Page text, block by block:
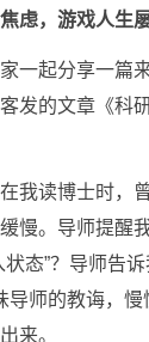
虑，游戏人生
一起分享一篇
发的文章《科
我读博士时，
慢。导师提醒
态”？导师告诉
导师的教诲，
来。